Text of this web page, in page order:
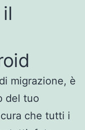
migrazione, è
del tuo
che tutti i